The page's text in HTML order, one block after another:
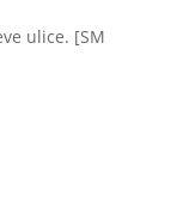
ulice. [SM